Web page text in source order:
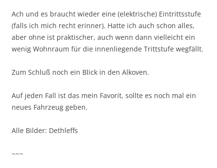
Ach und es braucht wieder eine (elektrische) Eintrittsstufe
(falls ich mich recht erinner). Hatte ich auch schon alles,
aber ohne ist praktischer, auch wenn dann vielleicht ein
wenig Wohnraum für die innenliegende Trittstufe wegfällt.
Zum Schluß noch ein Blick in den Alkoven.
Auf jeden Fall ist das mein Favorit, sollte es noch mal ein
neues Fahrzeug geben.
Alle Bilder: Dethleffs
~~~